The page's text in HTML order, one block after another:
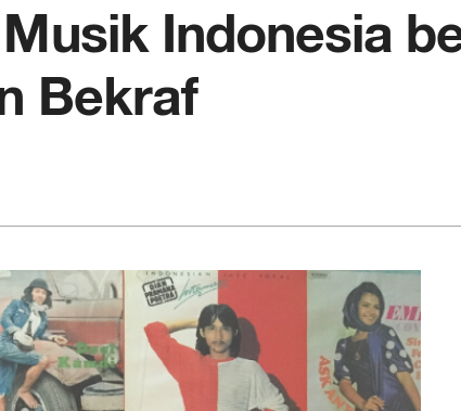
Indonesia
Bekraf